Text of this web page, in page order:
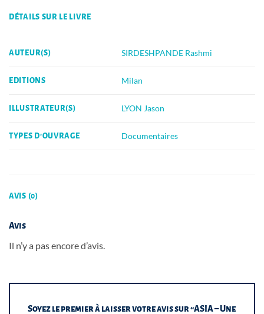
DÉTAILS SUR LE LIVRE
AUTEUR(S) SIRDESHPANDE Rashmi
EDITIONS Milan
ILLUSTRATEUR(S) LYON Jason
TYPES D'OUVRAGE Documentaires
AVIS (0)
Avis
Il n’y a pas encore d’avis.
Soyez le premier à laisser votre avis sur “ASIA – Une